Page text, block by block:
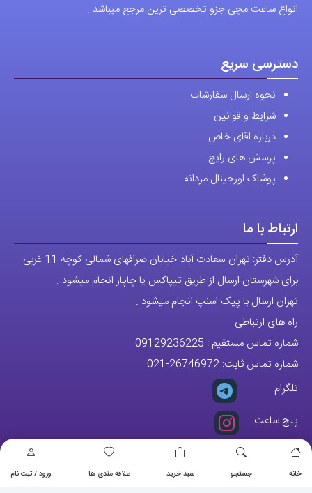
خانه جستجو سبد خرید علاقه مندی ها ورود / ثبت نام
دسترسی سریع
شرایط و قوانین
درباره اقای خاص
پرسش های رایج
پوشاک اورجینال مردانه
ارتباط با ما
برای شهرستان ارسال از طریق تیپاکس یا چاپار انجام میشود .
تهران ارسال با پیک اسنپ انجام میشود .
راه های ارتباطی
شماره تماس مستقیم :
09129236225
شماره تماس ثابت:
26746972
تلگرام
پیج ساعت
مجوزها